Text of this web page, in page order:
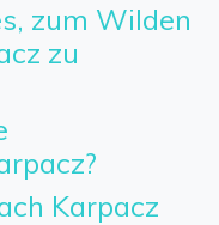
zum Wilden
zu
Karpacz